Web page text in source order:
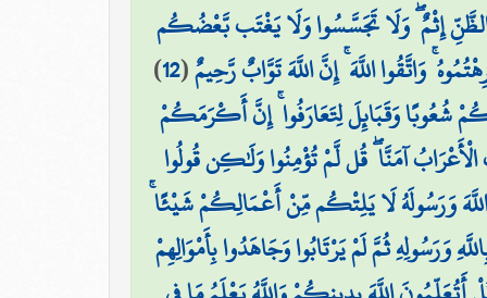
الظَّنِّ إِثْمٌ ۖ وَلَا تَجَسَّسُوا وَلَا يَغْتَب بَّعْضُكُم
وَاتَّقُوا اللَّهَ ۚ إِنَّ اللَّهَ تَوَّابٌ رَّحِيمٌ(
12
)
شُعُوبًا وَقَبَائِلَ لِتَعَارَفُوا ۚ إِنَّ أَكْرَمَكُمْ
آمَنَّا ۖ قُل لَّمْ تُؤْمِنُوا وَلَٰكِن قُولُوا
وَرَسُولَهُ لَا يَلِتْكُم مِّنْ أَعْمَالِكُمْ شَيْئًا
وَرَسُولِهِ ثُمَّ لَمْ يَرْتَابُوا وَجَاهَدُوا بِأَمْوَالِهِمْ